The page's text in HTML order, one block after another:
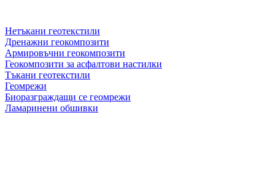
Нетъкани геотекстили
Дренажни геокомпозити
Армировъчни геокомпозити
Геокомпозити за асфалтови настилки
Тъкани геотекстили
Геомрежи
Биоразграждащи се геомрежи
Ламаринени обшивки